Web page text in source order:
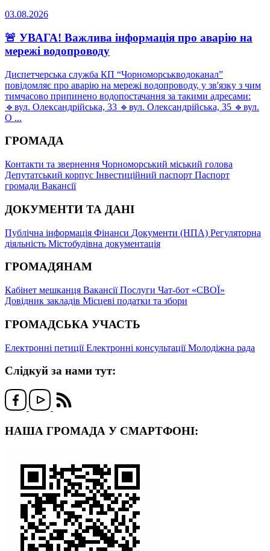
03.08.2026
🚨 УВАГА! Важлива інформація про аварію на
мережі водопроводу
Диспетчерська служба КП “Чорноморськводоканал”
повідомляє про аварію на мережі водопроводу, у зв'язку з чим
тимчасово припинено водопостачання за такими адресами:
🔹вул. Олександрійська, 33 🔹вул. Олександрійська, 35 🔹вул.
О ...
ГРОМАДА
Контакти та звернення Чорноморський міський голова
Депутатський корпус Інвестиційний паспорт Паспорт
громади Вакансії
ДОКУМЕНТИ ТА ДАНІ
Публічна інформація Фінанси Документи (НПА) Регуляторна
діяльність Містобудівна документація
ГРОМАДЯНАМ
Кабінет мешканця ВакансіїПослуги Чат-бот «СВОЇ»
Довідник закладів Місцеві податки та збори
ГРОМАДСЬКА УЧАСТЬ
Електронні петиціїЕлектронні консультаціїМолодіжна рада
Слідкуй за нами тут:
НАША ГРОМАДА У СМАРТФОНІ: